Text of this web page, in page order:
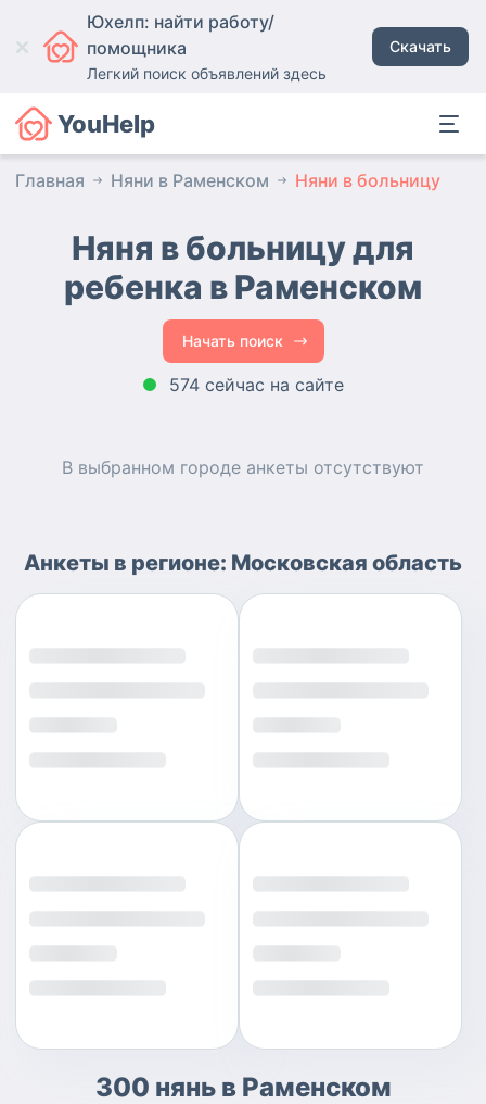
Юхелп: найти работу/
помощника
Легкий поиск объявлений здесь
Скачать
YouHelp
Главная Няни в Раменском Няни в больницу
Няня в больницу для
ребенка в Раменском
Начать поиск
574 сейчас на сайте
В выбранном городе анкеты отсутствуют
Анкеты в регионе: Московская область
300 нянь в Раменском